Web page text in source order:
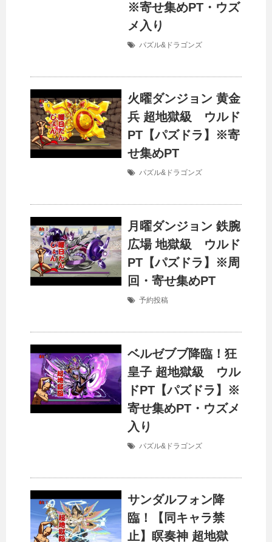
※寄せ集めPT・ウズ
メ入り
パズル&ドラゴンズ
火曜ダンジョン 黄金
兵 超地獄級 ウルド
PT【パズドラ】※寄
せ集めPT
パズル&ドラゴンズ
月曜ダンジョン 鉄腕
広場 地獄級 ウルド
PT【パズドラ】※周
回・寄せ集めPT
予約投稿
ベルゼブブ降臨！狂
皇子 超地獄級 ウル
ドPT【パズドラ】※
寄せ集めPT・ウズメ
入り
パズル&ドラゴンズ
サンダルフォン降
臨！【同キャラ禁
止】瞑奏神 超地獄